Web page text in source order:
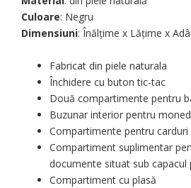
Culoare: Negru
Dimensiuni: Înălțime x Lățime x
Fabricat din piele naturala
Închidere cu buton tic-tac
Două compartimente pentru
Buzunar interior pentru
Compartimente pentru
Compartiment suplimentar
documente situat sub capacul
Compartiment cu plasă